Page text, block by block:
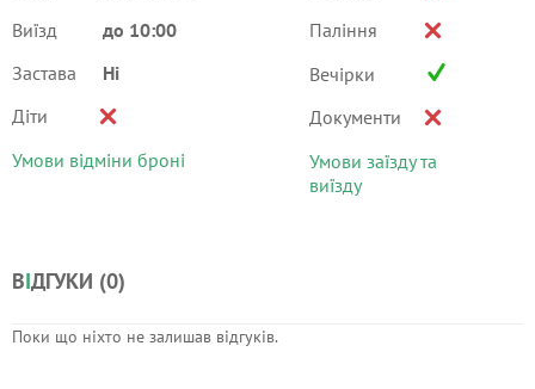
Виїзд
до 10:00
Застава
Ні
Діти
Умови відміни броні
Паління
Вечірки
Документи
Умови заїзду та
виїзду
ВІДГУКИ (0)
Поки що ніхто не залишав відгуків.